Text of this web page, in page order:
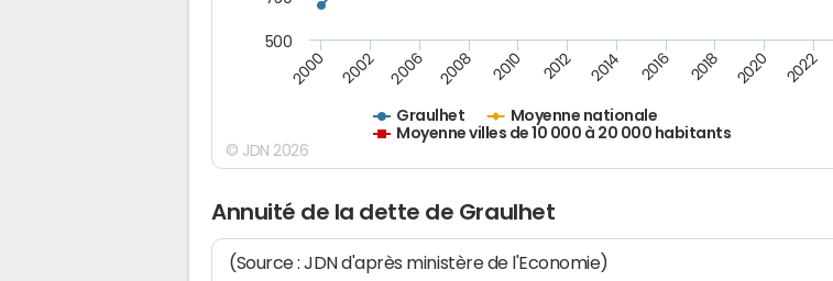
Graulhet
Moyenne nationale
Moyenne villes de 10 000 à 20 000 habitants
2000 2002 2006 2008 2010 2012 2014 2016 2018 2020 2022
500
© JDN 2026
Annuité de la dette de Graulhet
(Source : JDN d'après ministère de l'Economie)